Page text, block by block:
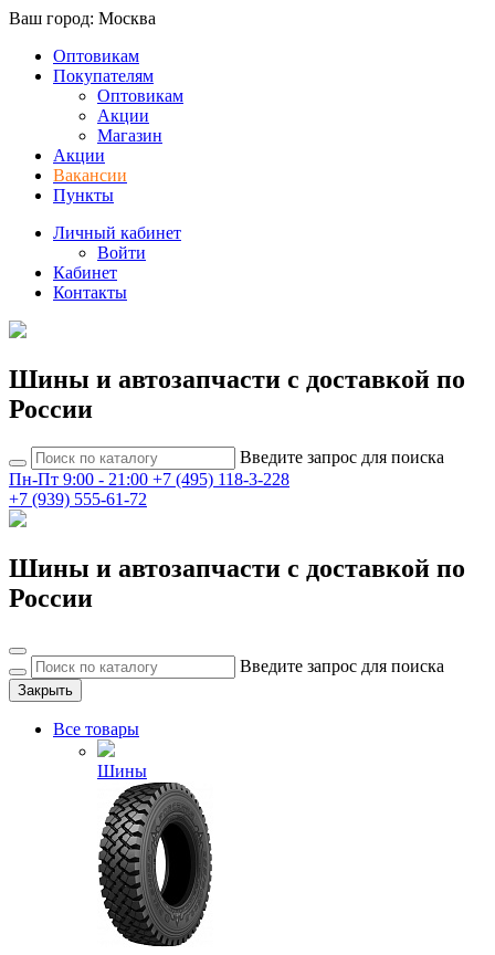
Ваш город: Москва
Оптовикам
Покупателям
Оптовикам
Акции
Магазин
Акции
Вакансии
Пункты
Личный кабинет
Войти
Кабинет
Контакты
Шины и автозапчасти с доставкой по
России
Введите запрос для поиска
Пн-Пт 9:00 - 21:00 +7 (495) 118-3-228
+7 (939) 555-61-72
Шины и автозапчасти с доставкой по
России
Введите запрос для поиска
Закрыть
Все товары
Шины